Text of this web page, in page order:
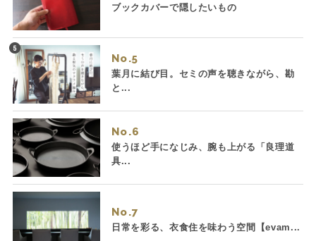
ブックカバーで隠したいもの
No.
葉月に結び目。セミの声を聴きながら、勘
と...
No.
使うほど手になじみ、腕も上がる「良理道
具...
No.
日常を彩る、衣食住を味わう空間【evam...